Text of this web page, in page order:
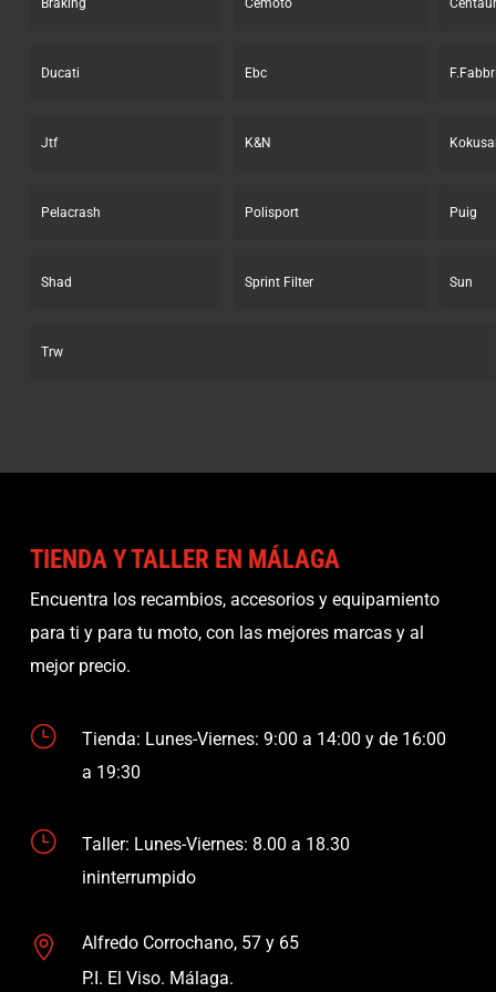
Braking Cemoto
Ducati Ebc F.Fabbri
Jtf K&N
Pelacrash Polisport Puig
Shad Sprint Filter Sun
Trw
TIENDA Y TALLER EN MÁLAGA
Encuentra los recambios, accesorios y equipamiento
para ti y para tu moto, con las mejores marcas y al
mejor precio.
}
Tienda: Lunes-Viernes: 9:00 a 14:00 y de 16:00
a 19:30
}
Taller: Lunes-Viernes: 8.00 a 18.30
ininterrumpido

Alfredo Corrochano, 57 y 65
P.I. El Viso. Málaga.